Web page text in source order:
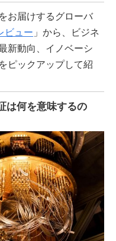
お届けするグローバ
ビュー 」から、ビジネ
新動向、イノベーシ
ピックアップして紹
は何を意味するの